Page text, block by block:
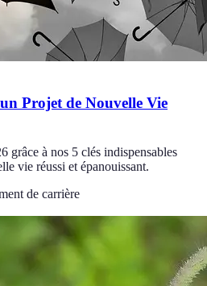
Projet de Nouvelle Vie
grâce à nos 5 clés indispensables
vie réussi et épanouissant.
de carrière